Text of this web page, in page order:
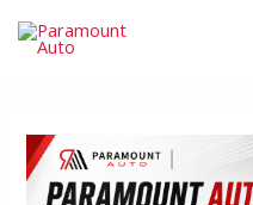
navigation